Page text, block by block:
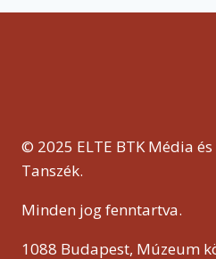
© 2025 ELTE BTK Média
Tanszék.
Minden jog fenntartva.
1088 Budapest, Múzeum